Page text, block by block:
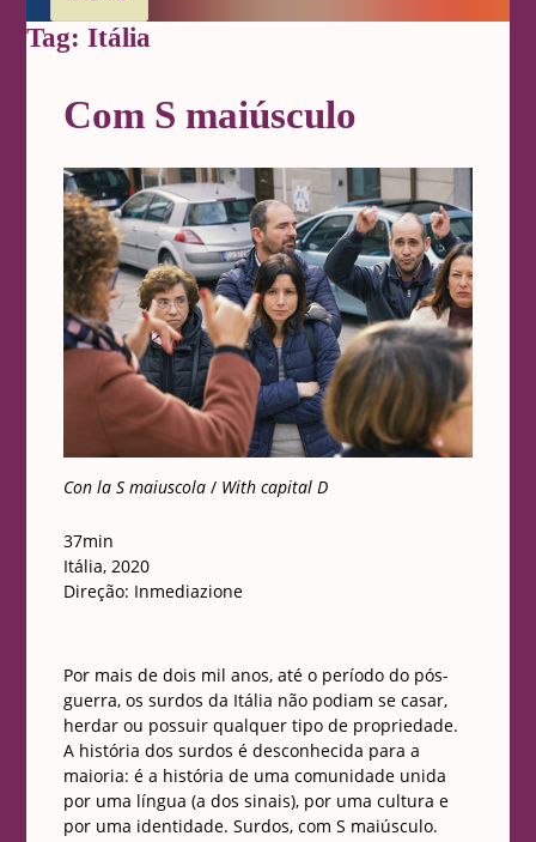
Tag:Itália
Com S maiúsculo
Con la S maiuscola/With capital D
37min
Itália, 2020
Direção: Inmediazione
Por mais de dois mil anos, até o período do pós-
guerra, os surdos da Itália não podiam se casar,
herdar ou possuir qualquer tipo de propriedade.
A história dos surdos é desconhecida para a
maioria: é a história de uma comunidade unida
por uma língua (a dos sinais), por uma cultura e
por uma identidade. Surdos, com S maiúsculo.